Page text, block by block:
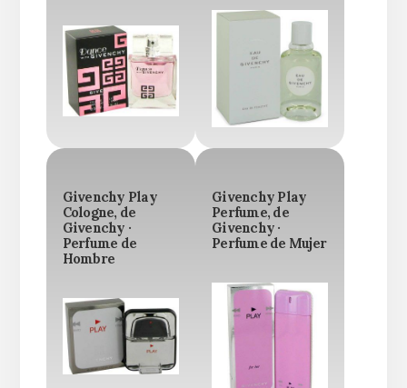
Givenchy Play
Cologne, de
Givenchy ·
Perfume de
Hombre
Givenchy Play
Perfume, de
Givenchy ·
Perfume de Mujer